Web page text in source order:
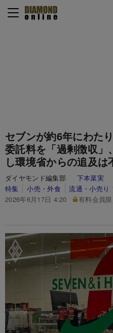
セブンが約6年にわた
委託料を「過剰徴収」
し環境省からの追及は
ダイヤモンド編集部 下本菜実
特集
小売・外食
流通・小売り
2026年6月17日 4:20
有料会員